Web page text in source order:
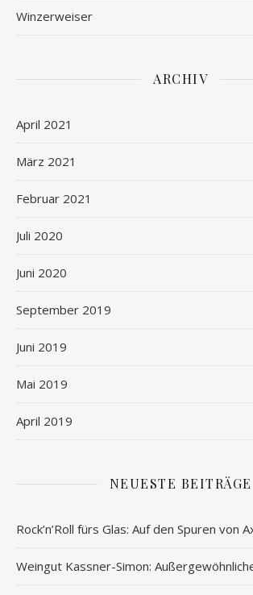
Winzerweiser
ARCHIV
April 2021
März 2021
Februar 2021
Juli 2020
Juni 2020
September 2019
Juni 2019
Mai 2019
April 2019
NEUESTE BEITRÄGE
Rock’n’Roll fürs Glas: Auf den Spuren von
Weingut Kassner-Simon: